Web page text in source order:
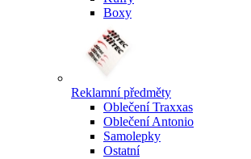
Boxy
Reklamní předměty
Oblečení Traxxas
Oblečení Antonio
Samolepky
Ostatní